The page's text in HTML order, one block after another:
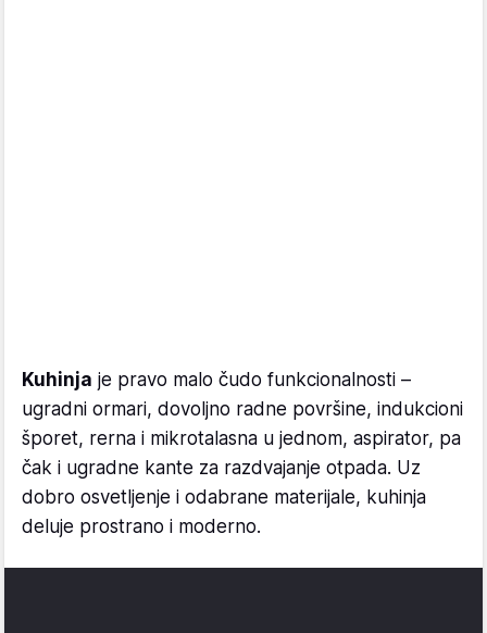
Kuhinja je pravo malo čudo funkcionalnosti –
ugradni ormari, dovoljno radne površine, indukcioni
šporet, rerna i mikrotalasna u jednom, aspirator, pa
čak i ugradne kante za razdvajanje otpada. Uz
dobro osvetljenje i odabrane materijale, kuhinja
deluje prostrano i moderno.